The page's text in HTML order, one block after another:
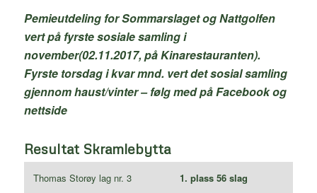
Pemieutdeling for Sommarslaget og Nattgolfen
vert på fyrste sosiale samling i
november(02.11.2017, på Kinarestauranten).
Fyrste torsdag i kvar mnd. vert det sosial samling
gjennom haust/vinter – følg med på Facebook og
nettside
Resultat Skramlebytta
Thomas Storøy lag nr. 3 1. plass 56 slag